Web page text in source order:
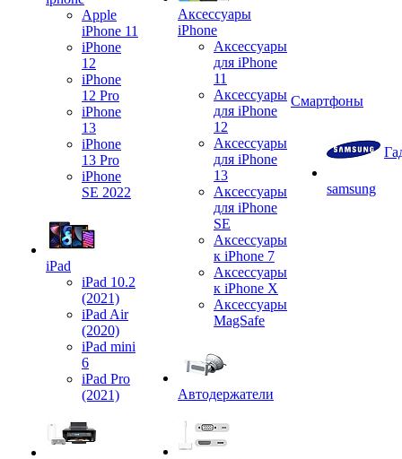
Apple
iPhone 11
iPhone
12
iPhone
12 Pro
iPhone
13
iPhone
13 Pro
iPhone
SE 2022
iPad
iPad 10.2
(2021)
iPad Air
(2020)
iPad mini
6
iPad Pro
(2021)
Аксессуары
iPhone
Аксессуары
для iPhone
11
Аксессуары
для iPhone
12
Аксессуары
для iPhone
13
Аксессуары
для iPhone
SE
Аксессуары
к iPhone 7
Аксессуары
к iPhone X
Аксессуары
MagSafe
Автодержатели
Смартфоны
samsung